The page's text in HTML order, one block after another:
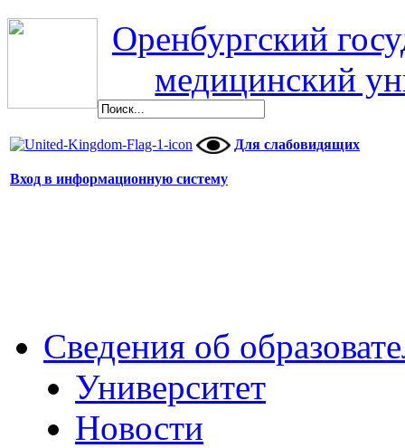
Оренбургский
медицинский
Для слабовидящих
Вход в информационную систему
Сведения об
Университет
Новости